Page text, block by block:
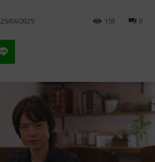
25/06/2025 0
159